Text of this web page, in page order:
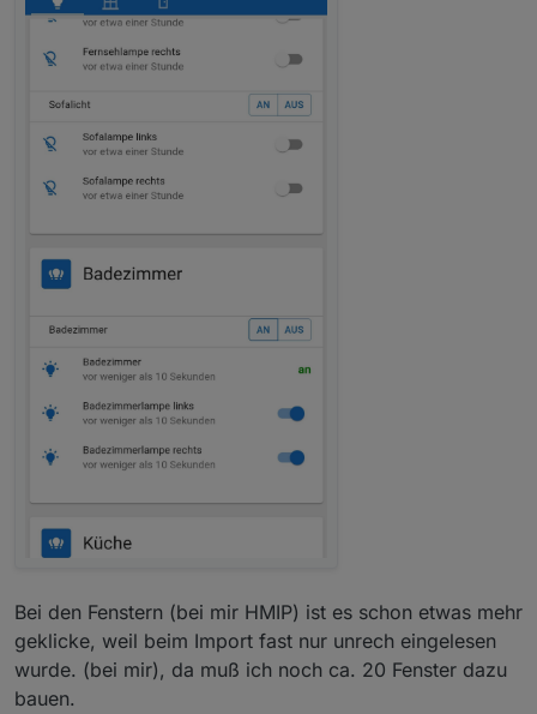
Bei den Fenstern (bei mir HMIP) ist es schon etwas mehr
geklicke, weil beim Import fast nur unrech eingelesen
wurde. (bei mir), da muß ich noch ca. 20 Fenster dazu
bauen.